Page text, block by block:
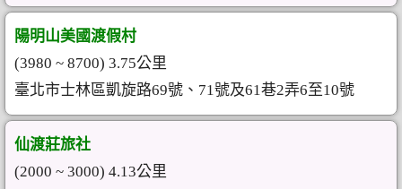
陽明山美國渡假村
(3980 ~ 8700) 3.75公里
臺北市士林區凱旋路69號、71號及61巷2弄6至10號
仙渡莊旅社
(2000 ~ 3000) 4.13公里